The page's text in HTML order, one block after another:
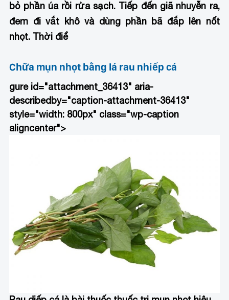
bỏ phần úa rồi rửa sạch. Tiếp đến giã nhuyễn ra,
đem đi vắt khô và dùng phần bã đắp lên nốt
nhọt. Thời điể
Chữa mụn nhọt bằng lá rau nhiếp cá
gure id="attachment_36413" aria-
describedby="caption-attachment-36413"
style="width: 800px" class="wp-caption
aligncenter">